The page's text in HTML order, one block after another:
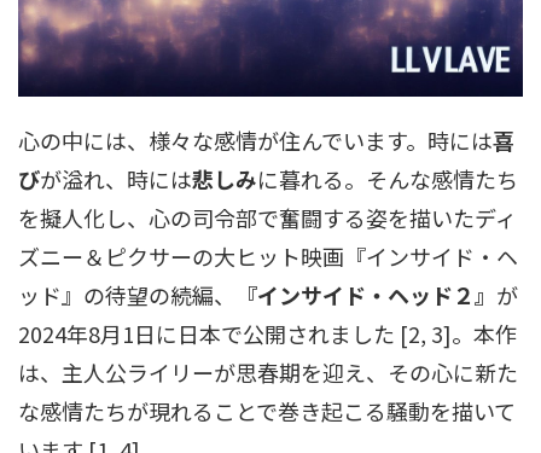
心の中には、様々な感情が住んでいます。時には喜
びが溢れ、時には悲しみに暮れる。そんな感情たち
を擬人化し、心の司令部で奮闘する姿を描いたディ
ズニー＆ピクサーの大ヒット映画『インサイド・ヘ
ッド』の待望の続編、
『インサイド・ヘッド２』 が
2024年8月1日に日本で公開されました [2, 3]。本作
は、主人公ライリーが思春期を迎え、その心に新た
な感情たちが現れることで巻き起こる騒動を描いて